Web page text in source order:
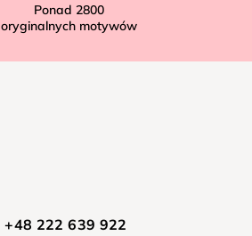
Ponad 2800
oryginalnych motywów
+48 222 639 922